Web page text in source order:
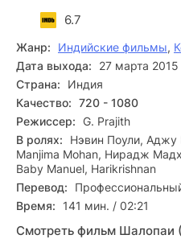
6.7
Жанр: Индийские фильмы,
Дата выхода:
27 марта 2015
Страна:
Индия
Качество: 720 - 1080
Режиссер: G. Prajith
В ролях:
Нэвин Поули, Аджу
Manjima Mohan, Нирадж
Baby Manuel, Harikrishnan
Перевод:
Время:
141 мин. / 02:21
Смотреть фильм Шалопаи